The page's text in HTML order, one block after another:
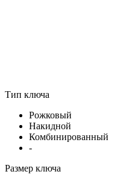
Тип ключа
Рожковый
Накидной
Комбинированный
-
Размер ключа